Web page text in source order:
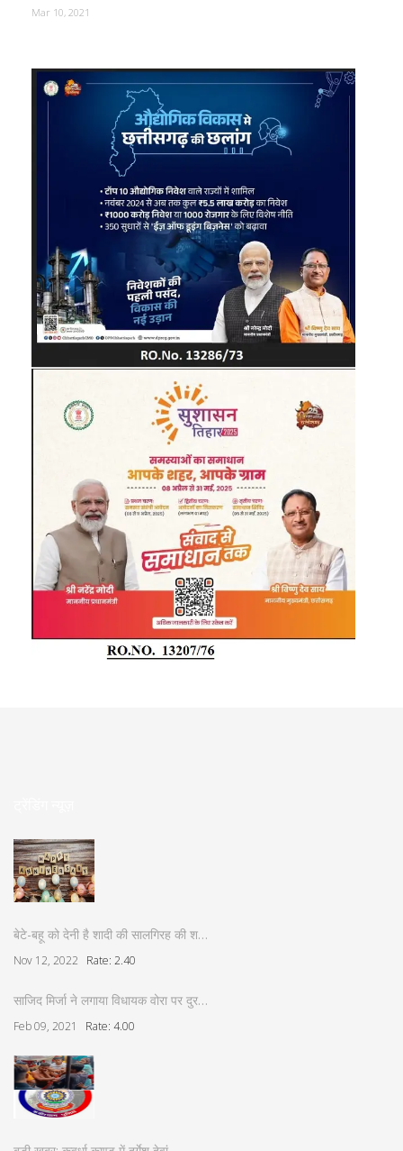
Mar 10, 2021
बेटे-बहू को देनी है शादी की सालगिरह की श…
Nov 12, 2022 Rate: 2.40
साजिद मिर्जा ने लगाया विधायक वोरा पर दुर…
Feb 09, 2021 Rate: 4.00